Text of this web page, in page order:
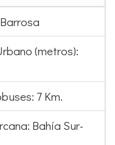
(metros):
7 Km.
Bahía Sur-